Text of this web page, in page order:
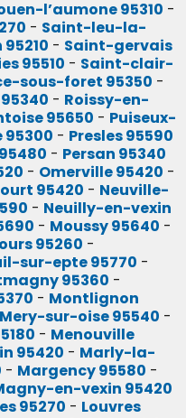
l’aumone 95310 -
- Saint-leu-la-
- Saint-gervais
95510 - Saint-clair-
sous-foret 95350 -
- Roissy-en-
95650 - Puiseux-
95300 - Presles 95590
- Persan 95340
- Omerville 95420 -
95420 - Neuville-
- Neuilly-en-vexin
- Moussy 95640 -
95260 -
sur-epte 95770 -
95360 -
- Montlignon
Mery-sur-oise 95540 -
- Menouville
95420 - Marly-la-
- Margency 95580 -
en-vexin 95420
95270 - Louvres